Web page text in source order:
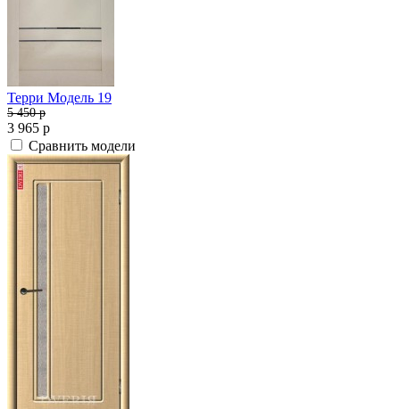
Терри Модель 19
5 450p
3 965 p
Сравнить модели